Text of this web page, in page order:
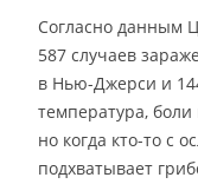
Согласно данным
587 случаев
в Нью-Джерси и
температура,
но когда кто-то с
подхватывает